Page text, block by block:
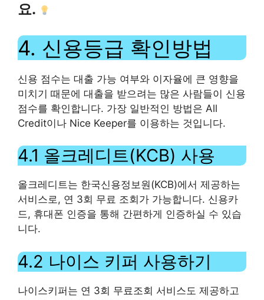
요.
4. 신용등급 확인방법
신용 점수는 대출 가능 여부와 이자율에 큰 영향을
미치기 때문에 대출을 받으려는 많은 사람들이 신용
점수를 확인합니다. 가장 일반적인 방법은 All
Credit이나 Nice Keeper를 이용하는 것입니다.
4.1 올크레디트(KCB) 사용
올크레디트는 한국신용정보원(KCB)에서 제공하는
서비스로, 연 3회 무료 조회가 가능합니다. 신용카
드, 휴대폰 인증을 통해 간편하게 인증하실 수 있습
니다.
4.2 나이스 키퍼 사용하기
나이스키퍼는 연 3회 무료조회 서비스도 제공하고